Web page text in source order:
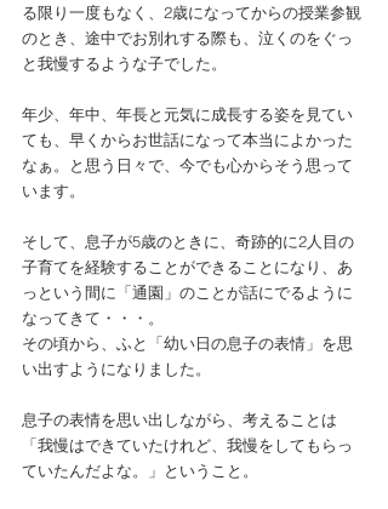
る限り一度もなく、2歳になってからの授業参観
のとき、途中でお別れする際も、泣くのをぐっ
と我慢するような子でした。
年少、年中、年長と元気に成長する姿を見てい
ても、早くからお世話になって本当によかった
なぁ。と思う日々で、今でも心からそう思って
います。
そして、息子が5歳のときに、奇跡的に2人目の
子育てを経験することができることになり、あ
っという間に「通園」のことが話にでるように
なってきて・・・。
その頃から、ふと「幼い日の息子の表情」を思
い出すようになりました。
息子の表情を思い出しながら、考えることは
「我慢はできていたけれど、我慢をしてもらっ
ていたんだよな。」ということ。